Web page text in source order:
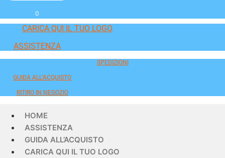
0
CARICA QUI IL TUO LOGO
ASSISTENZA
SPEDIZIONI
GUIDA ALL'ACQUISTO
RITIRO IN NEGOZIO
HOME
ASSISTENZA
GUIDA ALL’ACQUISTO
CARICA QUI IL TUO LOGO